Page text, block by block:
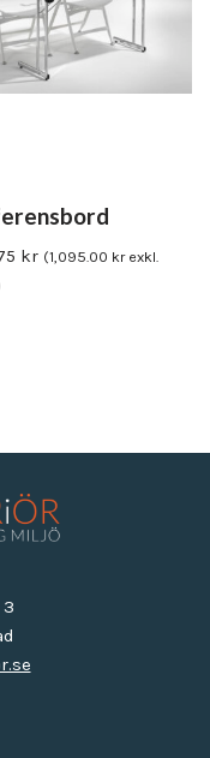
kr (1,095.00 krexkl.